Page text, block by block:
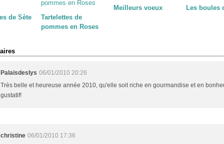
de Sète
Tartelettes de
pommes en Roses
Meilleurs voeux Les boules
Palaisdeslys 06/01/2010 20:26
Très belle et heureuse année 2010, qu'elle soit riche en gourmandise et en
gustatif!
christine 06/01/2010 17:36